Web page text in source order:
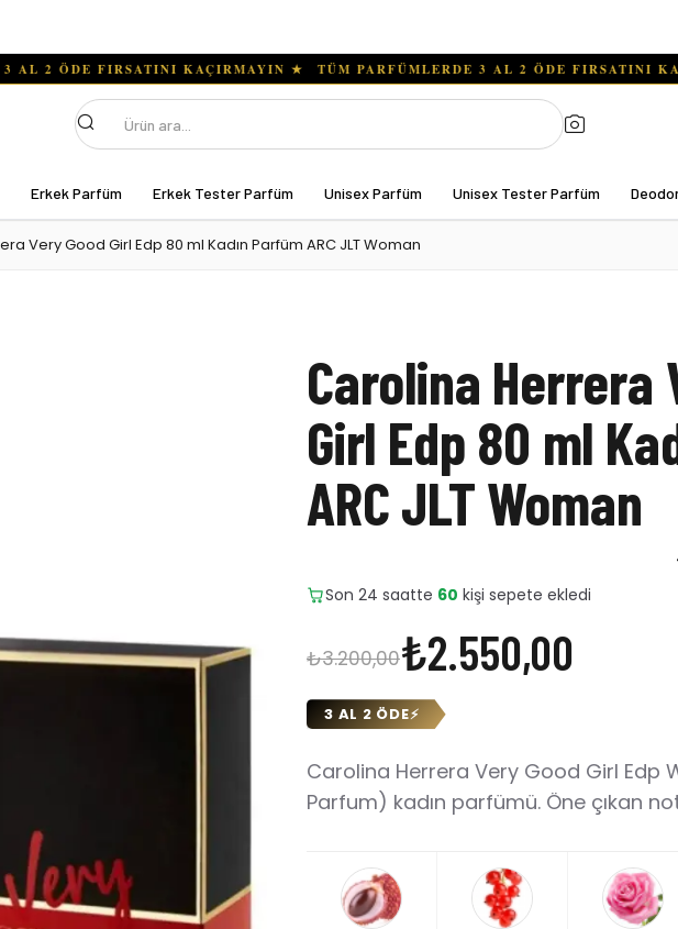
Erkek Parfüm Erkek Tester Parfüm Unisex Parfüm Unisex Tester Parfüm
Ara
Very Good Girl Edp 80 ml Kadın Parfüm ARC JLT Woman
Carolina Herrera
Girl Edp 80 ml
ARC JLT Woman
Son 24 saatte 18adet satıldı
₺3.200,00₺2.550,00
3 AL 2 ÖDE⚡
Carolina Herrera Very Good Girl Edp
Parfum) kadın parfümü. Öne çıkan